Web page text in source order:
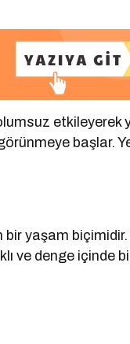
olumsuz etkileyerek
başlar.
bir yaşam biçimidir.
ve denge içinde